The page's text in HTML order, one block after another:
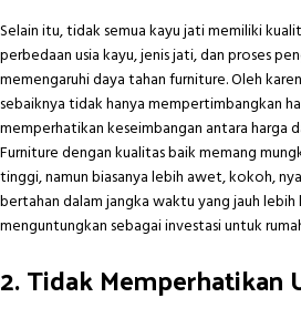
Selain itu, tidak semua kayu jati memiliki
perbedaan usia kayu, jenis jati, dan proses
memengaruhi daya tahan furniture. Oleh
sebaiknya tidak hanya mempertimbangkan
memperhatikan keseimbangan antara harga
Furniture dengan kualitas baik memang
tinggi, namun biasanya lebih awet, kokoh,
bertahan dalam jangka waktu yang jauh lebih
menguntungkan sebagai investasi untuk
2. Tidak Memperhatikan